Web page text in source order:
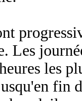
Les
les
fin